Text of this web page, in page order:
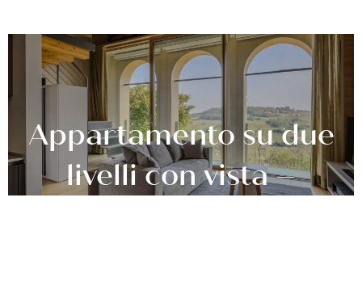
Appartamento su due
livelli con vista –